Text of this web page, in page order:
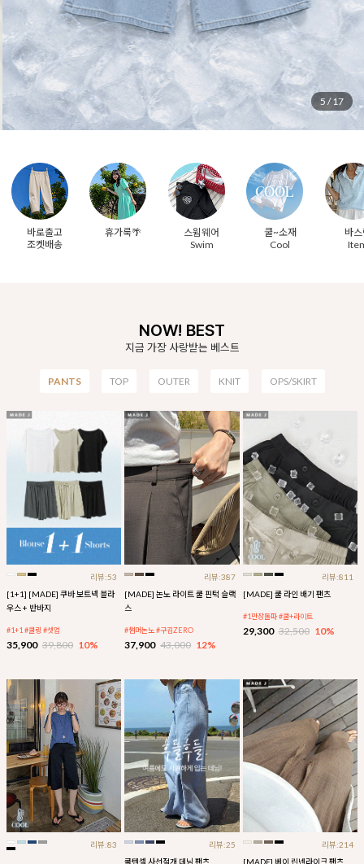
6 /17
바로출고
조켓배송
휴가룩🌴
스윔웨어
Swim
쿨~소재
Cool
바
NOW! BEST
지금 가장 사랑받는 베스트
PANTS TOP OUTER KNIT OPS/SKIRT
리뷰:53
[1+1] [MADE] 쿠바 보트넥 블라
우스 + 반바지
#1+1 #쿨링 #셋업
35,900 39,800 10%
리뷰:387
[MADE] 논노 라이트 쿨 핀턱 슬랙
스
#썸머논노 #구김ZERO
37,900 43,000 12%
리뷰:811
[MADE] 쿨 라인 배기 팬츠
#1만장돌파 #쿨+라이트
29,300 32,500 10%
리뷰:83
리뷰:25
쿨텐셀 사선절개 데님 팬츠
리뷰:214
[MADE] 베이 린넨라이크 팬츠